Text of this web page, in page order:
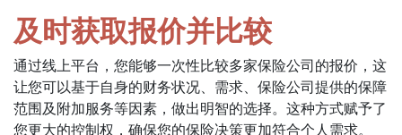
及时获取报价并比较
通过线上平台，您能够一次性比较多家保险公司的报价，这
让您可以基于自身的财务状况、需求、保险公司提供的保障
范围及附加服务等因素，做出明智的选择。这种方式赋予了
您更大的控制权，确保您的保险决策更加符合个人需求。